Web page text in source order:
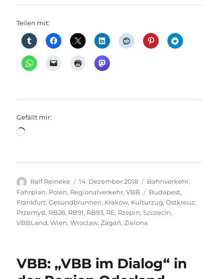
Teilen mit:
Gefällt mir:
Wird
Autor
Ralf Reineke
Veröffentlicht
am
14. Dezember 2018 Kategorien
Bahnverkehr,
Fahrplan, Polen, Regionalverkehr,VBB Schlagwörter
Budapest,
Frankfurt,Gesundbrunnen, Kraków, Kulturzug,Ostkreuz,
Przemyśl, RB26, RB91, RB93, RE, Rzepin,Szczecin,
VBBLand,Wien,Wroclaw,Żagań,Zielona
VBB: „VBB im Dialog“ in